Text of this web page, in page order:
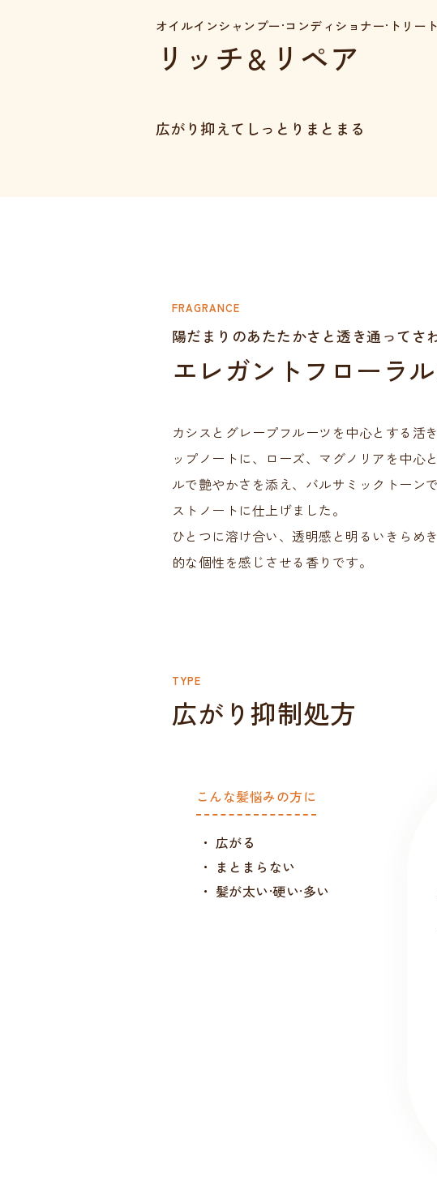
オイルインシャンプー·コンディショナー·トリー
リッチ＆ リペア
広がり抑えて しっとりまとまる
FRAGRANCE
陽だまりのあたたかさと透き通ってさ
エレガントフローラ
カシスとグレープフルーツを中心とする活
ップノートに、ローズ、マグノリアを中心
ルで艶やかさを添え、バルサミックトーン
ストノートに仕上げました。
ひとつに溶け合い、透明感と明るいきらめ
的な個性を感じさせる香りです。
TYPE
広がり抑制処方
こんな髪悩みの方に
広がる
まとまらない
髪が太い·硬い·多い